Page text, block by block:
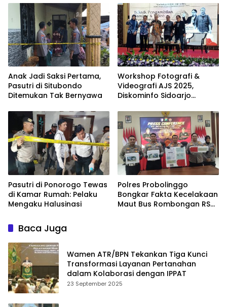
IPPAT
Anak Jadi Saksi Pertama,
Pasutri di Situbondo
Ditemukan Tak Bernyawa
Workshop Fotografi &
Videografi AJS 2025,
Diskominfo Sidoarjo
Angkat Sejarah dan
Budaya
Pasutri di Ponorogo Tewas
di Kamar Rumah: Pelaku
Mengaku Halusinasi
Polres Probolinggo
Bongkar Fakta Kecelakaan
Maut Bus Rombongan RS
Baca Juga
Wamen ATR/BPN Tekankan Tiga Kunci
Transformasi Layanan Pertanahan
dalam Kolaborasi dengan IPPAT
23 September 2025